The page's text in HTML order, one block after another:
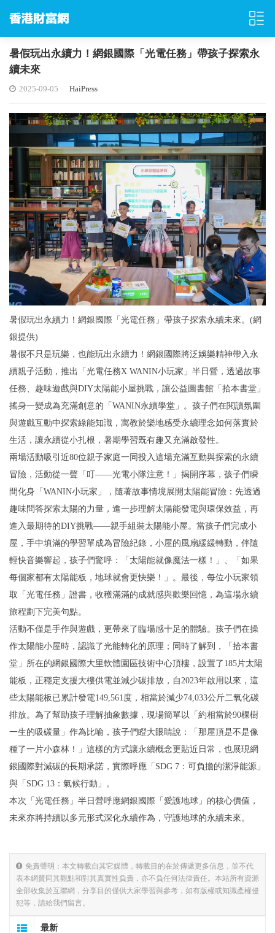
暑假玩出永續力！網銀國際「光電任務」帶孩子探索永
續未來
2025-09-05 HaiPress
暑假玩出永續力！網銀國際「光電任務」帶孩子探索永續未來。(網
銀提供)
暑假不只是玩樂，也能玩出永續力！網銀國際將泛娛樂精神帶入永
續親子活動，推出「光電任務X WANIN小玩家」半日營，透過故事
任務、趣味遊戲與DIY太陽能小屋挑戰，讓公益圖書館「拾本書堂」
搖身一變成為充滿創意的「WANIN永續學堂」。孩子們在閱讀氛圍
與遊戲互動中探索綠能知識，寓教於樂地感受永續理念如何落實於
生活，讓永續從小扎根，暑期學習既有趣又充滿啟發性。
兩場活動吸引近80位親子家庭一同投入這場充滿互動與探索的永續
冒險，活動從一聲「叮——光電小隊注意！」揭開序幕，孩子們瞬
間化身「WANIN小玩家」，隨著故事情境展開太陽能冒險：先透過
趣味問答探索太陽的力量，進一步理解太陽能發電與環保效益，再
進入最期待的DIY挑戰——親手組裝太陽能小屋。當孩子們完成小
屋，手中填滿的學習單成為冒險紀錄，小屋的風扇緩緩轉動，伴隨
輕快音樂響起，孩子們驚呼：「太陽能就像魔法一樣！」、「如果
每個家都有太陽能板，地球就會更快樂！」。最後，每位小玩家領
取「光電任務」證書，收穫滿滿的成就感與歡樂回憶，為這場永續
旅程劃下完美句點。
活動不僅是手作與遊戲，更帶來了臨場感十足的體驗。孩子們在操
作太陽能小屋時，認識了光能轉化的原理；同時了解到，「拾本書
堂」所在的網銀國際大里軟體園區技術中心頂樓，設置了185片太陽
能板，正穩定支援大樓供電並減少碳排放，自2023年啟用以來，這
些太陽能板已累計發電149,561度，相當於減少74,033公斤二氧化碳
排放。為了幫助孩子理解抽象數據，現場簡單以「約相當於90棵樹
一生的吸碳量」作為比喻，孩子們瞪大眼睛說：「那屋頂是不是像
種了一片小森林！」這樣的方式讓永續概念更貼近日常，也展現網
銀國際對減碳的長期承諾，實際呼應「SDG 7：可負擔的潔淨能源」
與「SDG 13：氣候行動」。
本次「光電任務」半日營呼應網銀國際「愛護地球」的核心價值，
未來亦將持續以多元形式深化永續作為，守護地球的永續未來。
免責聲明：本文轉載自其它媒體，轉載目的在於傳遞更多信息，並不代
表本網贊同其觀點和對其真實性負責，亦不負任何法律責任。本站所有資源
全部收集於互聯網，分享目的僅供大家學習與參考，如有版權或知識產權侵
犯等，請給我們留言。
最新